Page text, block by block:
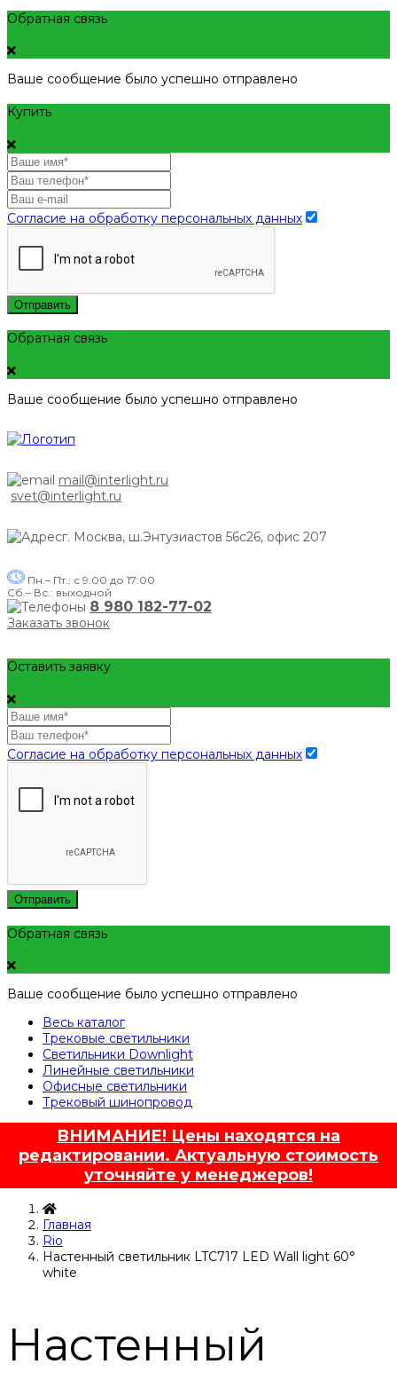
Обратная связь
Ваше сообщение было успешно отправлено
Купить
Согласие на обработку персональных данных
Отправить
Обратная связь
Ваше сообщение было успешно отправлено
mail@interlight.ru
svet@interlight.ru
г. Москва, ш.Энтузиастов 56с26, офис 207
Пн.– Пт.: с 9:00 до 17:00
Сб.– Вс.: выходной
8 980 182-77-02
Заказать звонок
Оставить заявку
Согласие на обработку персональных данных
Отправить
Обратная связь
Ваше сообщение было успешно отправлено
Весь каталог
Трековые светильники
Светильники Downlight
Линейные светильники
Офисные светильники
Трековый шинопровод
ВНИМАНИЕ! Цены находятся на
редактировании. Актуальную стоимость
уточняйте у менеджеров!
Главная
Rio
Настенный светильник LTC717 LED Wall light 60°
white
Настенный